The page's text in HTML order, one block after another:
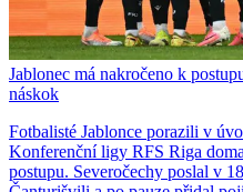
Jablonec má nakročeno k
náskok
Fotbalisté Jablonce porazili v
Konferenční ligy RFS Riga
postupu. Severočechy poslal v